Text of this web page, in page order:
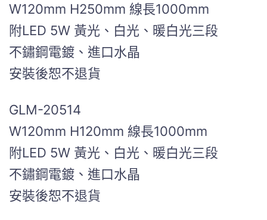
W120mm H250mm 線長1000mm
附LED 5W 黃光、白光、暖白光三段
不鏽鋼電鍍、進口水晶
安裝後恕不退貨
GLM-20514
W120mm H120mm 線長1000mm
附LED 5W 黃光、白光、暖白光三段
不鏽鋼電鍍、進口水晶
安裝後恕不退貨